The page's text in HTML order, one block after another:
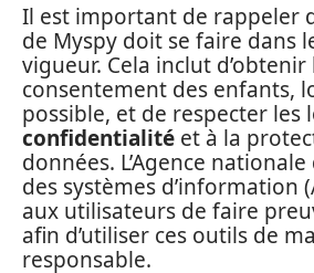
Il est important de rappeler
de Myspy doit se faire dans
vigueur. Cela inclut d’obtenir
consentement des enfants,
possible, et de respecter les
confidentialité et à la
données. L’Agence
des systèmes d’information
aux utilisateurs de faire
afin d’utiliser ces outils de
responsable.